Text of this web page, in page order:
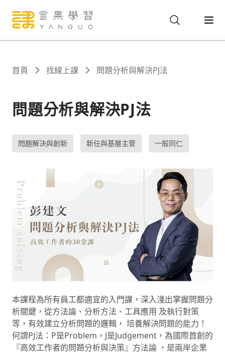
關於
課程
文章
首頁 找線上課 問題分析與解決PJ法
問題分析與解決PJ法
問題解決與創新 新任與基層主管 一般同仁
本課程為所有員工都適宜的入門課，深入淺出掌握問題分
析關鍵，從方法論、分析方法、工具應用 及執行對策
等，有效建立分析問題的邏輯， 培養解決問題的能力！
何謂PJ法：P是Problem，J是Judgement，為國際首創的
『高效工作者的問題分析與決策』方法論 ，是兩岸企業